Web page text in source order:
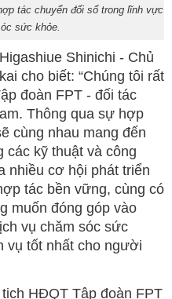
tác chuyển đổi số trong lĩnh vực
sức khỏe.
Shinichi - Chủ
cho biết: “Chúng tôi rất
đoàn FPT - đối tác
Thông qua sự hợp
cùng nhau mang đến
các kỹ thuật và công
nhiều cơ hội phát triển
tác bền vững, cùng có
muốn đóng góp vào
vụ chăm sóc sức
vụ tốt nhất cho người
HĐQT Tập đoàn FPT